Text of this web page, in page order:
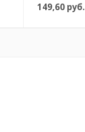
149,60руб.